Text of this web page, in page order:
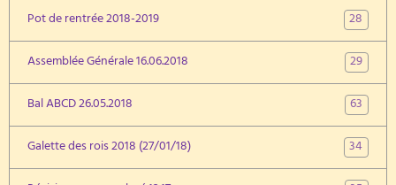
Pot de rentrée 2018-2019
28
Assemblée Générale 16.06.2018
29
Bal ABCD 26.05.2018
63
Galette des rois 2018 (27/01/18)
34